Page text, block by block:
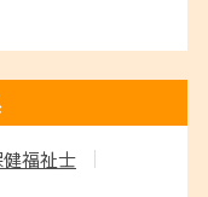
福祉士